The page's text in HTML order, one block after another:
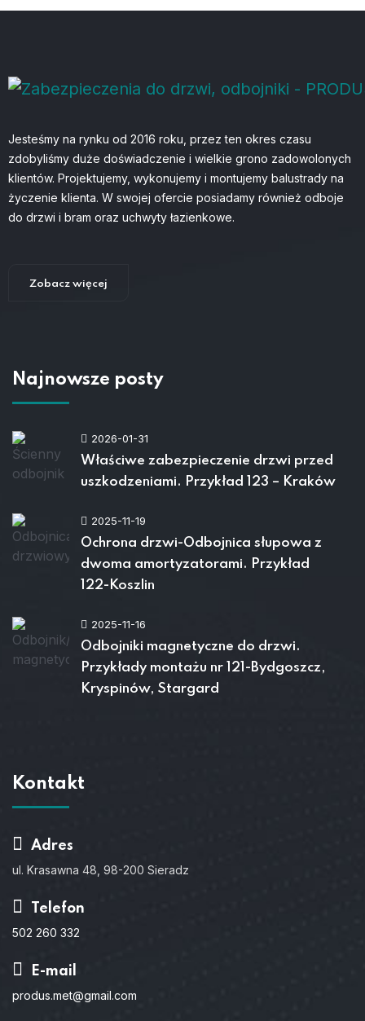
Jesteśmy na rynku od 2016 roku, przez ten okres czasu
zdobyliśmy duże doświadczenie i wielkie grono zadowolonych
klientów. Projektujemy, wykonujemy i montujemy balustrady na
życzenie klienta. W swojej ofercie posiadamy również odboje
do drzwi i bram oraz uchwyty łazienkowe.
Zobacz więcej
Najnowsze posty
2026-01-31
Właściwe zabezpieczenie drzwi przed
uszkodzeniami. Przykład 123 – Kraków
2025-11-19
Ochrona drzwi-Odbojnica słupowa z
dwoma amortyzatorami. Przykład
122-Koszlin
2025-11-16
Odbojniki magnetyczne do drzwi.
Przykłady montażu nr 121-Bydgoszcz,
Kryspinów, Stargard
Kontakt
Adres
ul. Krasawna 48, 98-200 Sieradz
Telefon
502 260 332
E-mail
produs.met@gmail.com